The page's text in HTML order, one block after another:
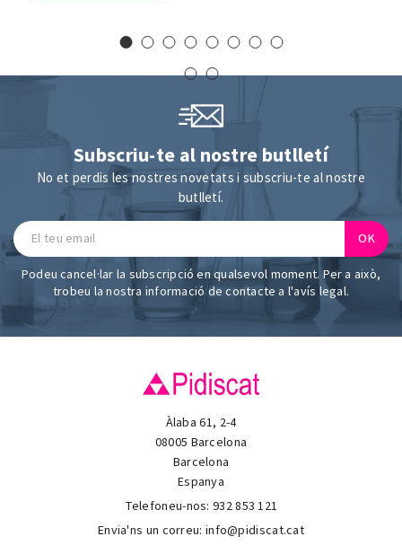
Subscriu-te al nostre butlletí
No et perdis les nostres novetats i subscriu-te al nostre
butlletí.
Podeu cancel·lar la subscripció en qualsevol moment. Per a això,
trobeu la nostra informació de contacte a l'avís legal.
Àlaba 61, 2-4
08005 Barcelona
Barcelona
Espanya
Telefoneu-nos:932 853 121
Envia'ns un correu: info@pidiscat.cat